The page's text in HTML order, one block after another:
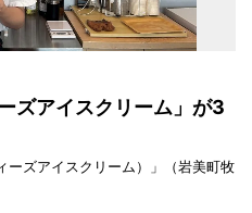
ズアイスクリーム」が3
ーズアイスクリーム）」（岩美町牧